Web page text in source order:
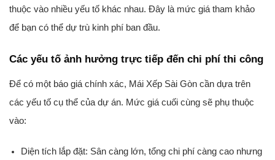
thuộc vào nhiều yếu tố khác nhau. Đây là mức giá tham khảo
để bạn có thể dự trù kinh phí ban đầu.
Các yếu tố ảnh hưởng trực tiếp đến chi phí thi công
Để có một báo giá chính xác, Mái Xếp Sài Gòn cần dựa trên
các yếu tố cụ thể của dự án. Mức giá cuối cùng sẽ phụ thuộc
vào:
Diện tích lắp đặt: Sân càng lớn, tổng chi phí càng cao nhưng